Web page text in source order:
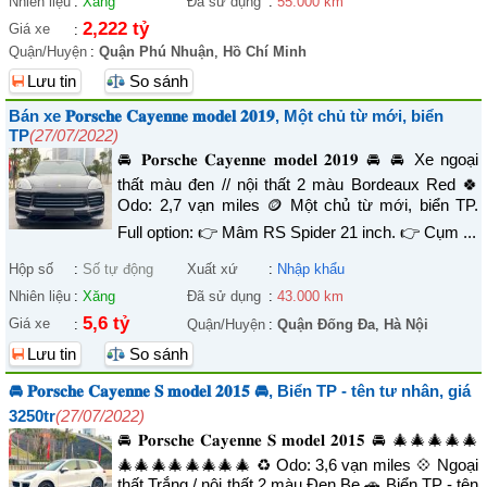
Giá xe
: 2,222 tỷ
Quận/Huyện : Quận Phú Nhuận, Hồ Chí Minh
Lưu tin
So sánh
Bán xe 𝐏𝐨𝐫𝐬𝐜𝐡𝐞 𝐂𝐚𝐲𝐞𝐧𝐧𝐞 𝐦𝐨𝐝𝐞𝐥 𝟐𝟎𝟏𝟗, Một chủ từ mới, biển
TP(27/07/2022)
🚘 𝐏𝐨𝐫𝐬𝐜𝐡𝐞 𝐂𝐚𝐲𝐞𝐧𝐧𝐞 𝐦𝐨𝐝𝐞𝐥 𝟐𝟎𝟏𝟗 🚘 🚘 Xe ngoại
thất màu đen // nội thất 2 màu Bordeaux Red 🍀
Odo: 2,7 vạn miles 🪙 Một chủ từ mới, biển TP.
Full option: 👉 Mâm RS Spider 21 inch. 👉 Cụm ...
Hộp số : Số tự động Xuất xứ : Nhập khẩu
Nhiên liệu : Xăng Đã sử dụng : 43.000 km
Giá xe
: 5,6 tỷ Quận/Huyện : Quận Đống Đa, Hà Nội
Lưu tin
So sánh
🚘 𝐏𝐨𝐫𝐬𝐜𝐡𝐞 𝐂𝐚𝐲𝐞𝐧𝐧𝐞 𝐒 𝐦𝐨𝐝𝐞𝐥 𝟐𝟎𝟏𝟓 🚘, Biển TP - tên tư nhân, giá
3250tr(27/07/2022)
🚘 𝐏𝐨𝐫𝐬𝐜𝐡𝐞 𝐂𝐚𝐲𝐞𝐧𝐧𝐞 𝐒 𝐦𝐨𝐝𝐞𝐥 𝟐𝟎𝟏𝟓 🚘 🎄🎄🎄🎄🎄
🎄🎄🎄🎄🎄🎄🎄🎄 ♻️ Odo: 3,6 vạn miles 💠 Ngoại